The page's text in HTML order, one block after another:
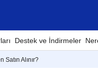
Destek ve İndirmeler
Satın Alınır?